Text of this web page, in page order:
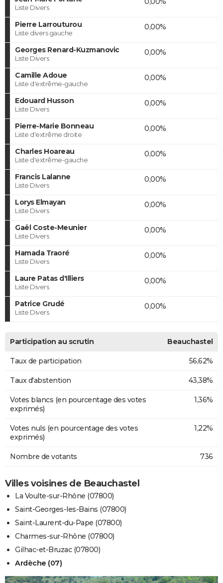
Liste Divers
Pierre Larrouturou
Liste divers gauche
0,00%
Georges Renard-Kuzmanovic
Liste Divers
0,00%
Camille Adoue
Liste d'extrême-gauche
0,00%
Edouard Husson
Liste Divers
0,00%
Pierre-Marie Bonneau
Liste d'extrême droite
0,00%
Charles Hoareau
Liste d'extrême-gauche
0,00%
Francis Lalanne
Liste Divers
0,00%
Lorys Elmayan
Liste Divers
0,00%
Gaël Coste-Meunier
Liste Divers
0,00%
Hamada Traoré
Liste Divers
0,00%
Laure Patas d'Illiers
Liste Divers
0,00%
Patrice Grudé
Liste Divers
0,00%
Participation au scrutin Beauchastel
Taux de participation 56,62%
Taux d'abstention 43,38%
Votes blancs (en pourcentage des votes
exprimés)
1,36%
Votes nuls (en pourcentage des votes
exprimés)
1,22%
Nombre de votants 736
Villes voisines de Beauchastel
La Voulte-sur-Rhône (07800)
Saint-Georges-les-Bains (07800)
Saint-Laurent-du-Pape (07800)
Charmes-sur-Rhône (07800)
Gilhac-et-Bruzac (07800)
Ardèche (07)